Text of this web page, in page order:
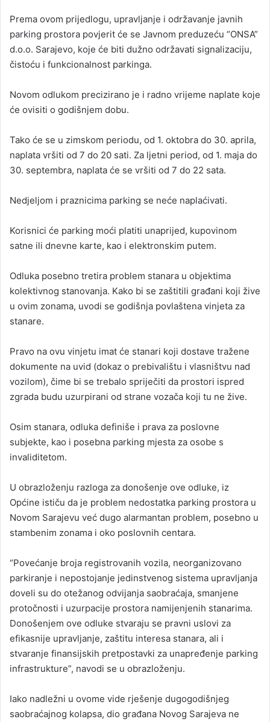
Prema ovom prijedlogu, upravljanje i održavanje javnih
parking prostora povjerit će se Javnom preduzeću “ONSA”
d.o.o. Sarajevo, koje će biti dužno održavati signalizaciju,
čistoću i funkcionalnost parkinga.
Novom odlukom precizirano je i radno vrijeme naplate koje
će ovisiti o godišnjem dobu.
Tako će se u zimskom periodu, od 1. oktobra do 30. aprila,
naplata vršiti od 7 do 20 sati. Za ljetni period, od 1. maja do
30. septembra, naplata će se vršiti od 7 do 22 sata.
Nedjeljom i praznicima parking se neće naplaćivati.
Korisnici će parking moći platiti unaprijed, kupovinom
satne ili dnevne karte, kao i elektronskim putem.
Odluka posebno tretira problem stanara u objektima
kolektivnog stanovanja. Kako bi se zaštitili građani koji žive
u ovim zonama, uvodi se godišnja povlaštena vinjeta za
stanare.
Pravo na ovu vinjetu imat će stanari koji dostave tražene
dokumente na uvid (dokaz o prebivalištu i vlasništvu nad
vozilom), čime bi se trebalo spriječiti da prostori ispred
zgrada budu uzurpirani od strane vozača koji tu ne žive.
Osim stanara, odluka definiše i prava za poslovne
subjekte, kao i posebna parking mjesta za osobe s
invaliditetom.
U obrazloženju razloga za donošenje ove odluke, iz
Općine ističu da je problem nedostatka parking prostora u
Novom Sarajevu već dugo alarmantan problem, posebno u
stambenim zonama i oko poslovnih centara.
“Povećanje broja registrovanih vozila, neorganizovano
parkiranje i nepostojanje jedinstvenog sistema upravljanja
doveli su do otežanog odvijanja saobraćaja, smanjene
protočnosti i uzurpacije prostora namijenjenih stanarima.
Donošenjem ove odluke stvaraju se pravni uslovi za
efikasnije upravljanje, zaštitu interesa stanara, ali i
stvaranje finansijskih pretpostavki za unapređenje parking
infrastrukture”, navodi se u obrazloženju.
Iako nadležni u ovome vide rješenje dugogodišnjeg
saobraćajnog kolapsa, dio građana Novog Sarajeva ne